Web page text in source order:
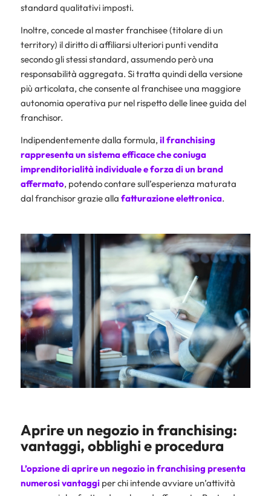
standard qualitativi imposti.
Inoltre, concede al master franchisee (titolare di un
territory) il diritto di affiliarsi ulteriori punti vendita
secondo gli stessi standard, assumendo però una
responsabilità aggregata. Si tratta quindi della versione
più articolata, che consente al franchisee una maggiore
autonomia operativa pur nel rispetto delle linee guida del
franchisor.
Indipendentemente dalla formula, il franchising
rappresenta un sistema efficace che coniuga
imprenditorialità individuale e forza di un brand
affermato, potendo contare sull’esperienza maturata
dal franchisor grazie alla fatturazione elettronica.
Aprire un negozio in franchising:
vantaggi, obblighi e procedura
L’opzione di aprire un negozio in franchising presenta
numerosi vantaggiper chi intende avviare un’attività